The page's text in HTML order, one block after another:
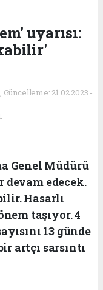
uyarısı:
21.02.2023 -
Genel Müdürü
devam edecek.
Hasarlı
taşıyor. 4
13 günde
artçı sarsıntı